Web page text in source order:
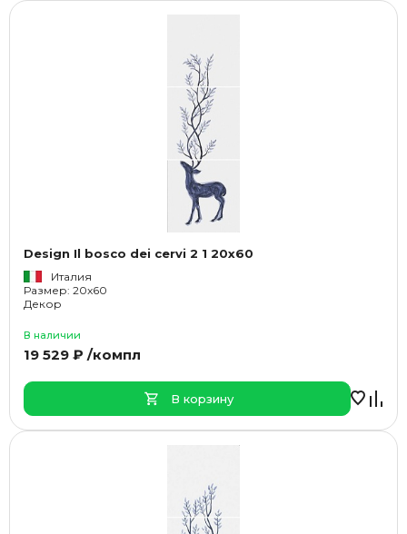
Design Il bosco dei cervi 2 1 20x60
Италия
Размер: 20x60
Декор
В наличии
19 529 ₽ /компл
В корзину